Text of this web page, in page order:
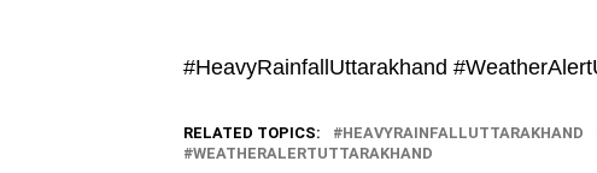
#HeavyRainfallUttarakhand
RELATED TOPICS: HEAVYRAINFALLUTTARAKHAND
WEATHERALERTUTTARAKHAND